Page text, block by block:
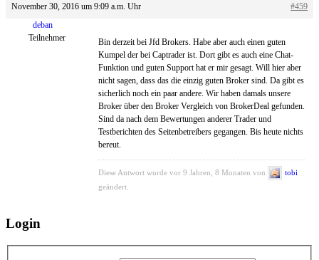
November 30, 2016 um 9:09 a.m. Uhr
#459
deban
Teilnehmer
Bin derzeit bei Jfd Brokers. Habe aber auch einen guten
Kumpel der bei Captrader ist. Dort gibt es auch eine Chat-
Funktion und guten Support hat er mir gesagt. Will hier aber
nicht sagen, dass das die einzig guten Broker sind. Da gibt es
sicherlich noch ein paar andere. Wir haben damals unsere
Broker über den Broker Vergleich von BrokerDeal gefunden.
Sind da nach dem Bewertungen anderer Trader und
Testberichten des Seitenbetreibers gegangen. Bis heute nichts
bereut.
Diese Antwort wurde vor 9 Jahren, 8 Monaten von
tobi
geändert.
Login